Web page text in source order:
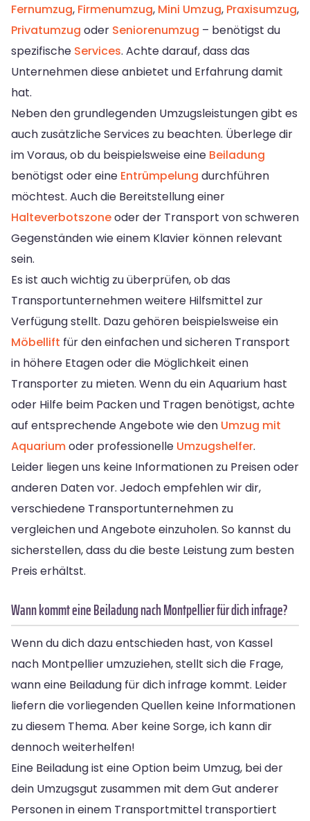
Fernumzug, Firmenumzug, Mini Umzug, Praxisumzug,
Privatumzug oder Seniorenumzug – benötigst du
spezifische Services. Achte darauf, dass das
Unternehmen diese anbietet und Erfahrung damit
hat.
Neben den grundlegenden Umzugsleistungen gibt es
auch zusätzliche Services zu beachten. Überlege dir
im Voraus, ob du beispielsweise eine Beiladung
benötigst oder eine Entrümpelung durchführen
möchtest. Auch die Bereitstellung einer
Halteverbotszoneoder der Transport von schweren
Gegenständen wie einem Klavier können relevant
sein.
Es ist auch wichtig zu überprüfen, ob das
Transportunternehmen weitere Hilfsmittel zur
Verfügung stellt. Dazu gehören beispielsweise ein
Möbellift für den einfachen und sicheren Transport
in höhere Etagen oder die Möglichkeit einen
Transporter zu mieten. Wenn du ein Aquarium hast
oder Hilfe beim Packen und Tragen benötigst, achte
auf entsprechende Angebote wie den Umzug mit
Aquariumoder professionelle Umzugshelfer.
Leider liegen uns keine Informationen zu Preisen oder
anderen Daten vor. Jedoch empfehlen wir dir,
verschiedene Transportunternehmen zu
vergleichen und Angebote einzuholen. So kannst du
sicherstellen, dass du die beste Leistung zum besten
Preis erhältst.
Wann kommt eine Beiladung nach Montpellier für dich infrage?
Wenn du dich dazu entschieden hast, von Kassel
nach Montpellier umzuziehen, stellt sich die Frage,
wann eine Beiladung für dich infrage kommt. Leider
liefern die vorliegenden Quellen keine Informationen
zu diesem Thema. Aber keine Sorge, ich kann dir
dennoch weiterhelfen!
Eine Beiladung ist eine Option beim Umzug, bei der
dein Umzugsgut zusammen mit dem Gut anderer
Personen in einem Transportmittel transportiert